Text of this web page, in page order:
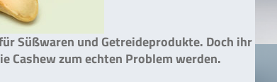
Süßwaren und Getreideprodukte. Doch ihr
zum echten Problem werden.